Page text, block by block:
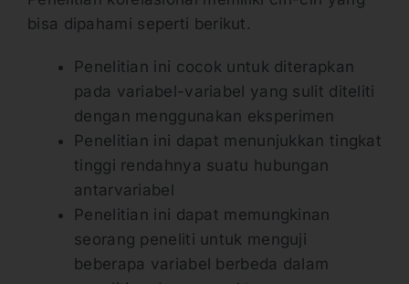
bisa dipahami seperti berikut.
Penelitian ini cocok untuk diterapkan
pada variabel-variabel yang sulit diteliti
dengan menggunakan eksperimen
Penelitian ini dapat menunjukkan tingkat
tinggi rendahnya suatu hubungan
antarvariabel
Penelitian ini dapat memungkinan
seorang peneliti untuk menguji
beberapa variabel berbeda dalam